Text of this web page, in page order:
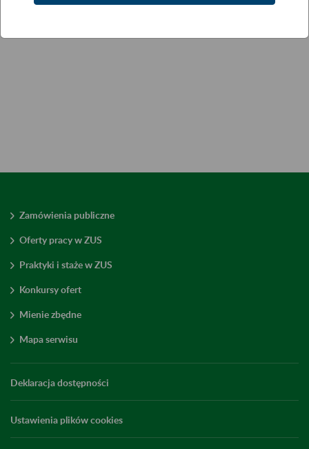
Zamówienia publiczne
Oferty pracy w ZUS
Praktyki i staże w ZUS
Konkursy ofert
Mienie zbędne
Mapa serwisu
Deklaracja dostępności
Ustawienia plików cookies